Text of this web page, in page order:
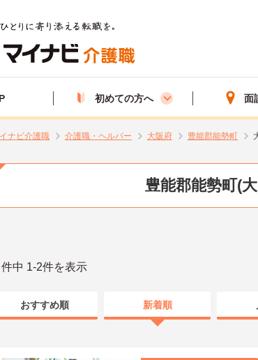
初めての方へ 面
ナビ介護職 介護職・ヘルパー 大阪府 豊能郡能勢町
豊能郡能勢町(
件中 1-2件を表示
おすすめ順 新着順